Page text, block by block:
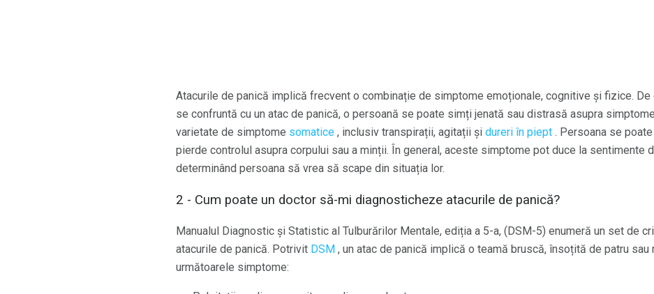
Atacurile de panică implică frecvent o combinație de simptome emoționale, cognitive și fizice. De
se confruntă cu un atac de panică, o persoană se poate simți jenată sau distrasă asupra
varietate de simptome somatice , inclusiv transpirații, agitații și dureri în piept . Persoana se
pierde controlul asupra corpului sau a minții. În general, aceste simptome pot duce la sentimente
determinând persoana să vrea să scape din situația lor.
2 - Cum poate un doctor să-mi diagnosticheze atacurile de panică?
Manualul Diagnostic și Statistic al Tulburărilor Mentale, ediția a 5-a, (DSM-5) enumeră un set de
atacurile de panică. Potrivit DSM , un atac de panică implică o teamă bruscă, însoțită de patru sau
următoarele simptome: